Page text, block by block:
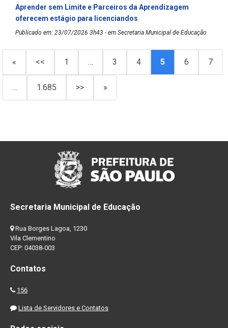
Aprender sem Limite e Parceiros da Aprendizagem
oferecem estágio para licenciandos
Publicado em: 23/07/2026 3h43 - em Secretaria Municipal de Educação
« << 1 … 3 4 5 6 7
… 1.685 >> »
Secretaria Municipal de Educação
Rua Borges Lagoa, 1230
Vila Clementino
CEP: 04038-003
Contatos
156
Lista de Servidores e Contatos